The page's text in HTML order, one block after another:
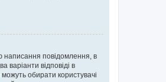
повідомлення, в
варіанти відповіді в
можуть обирати користувачі